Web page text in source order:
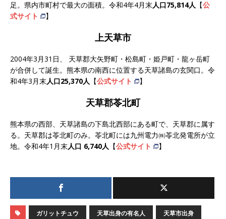
足。県内市町村で最大の面積。令和4年4月末人口75,814人 【公
式サイト
】
上天草市
2004年3月31日、 天草郡大矢野町・松島町・姫戸町・龍ヶ岳町
が合併して誕生。熊本県の南西に位置する天草諸島の玄関口。令
和4年3月末人口25,370人 【公式サイト 】
天草郡苓北町
熊本県の西部、天草諸島の下島北西部にある町で、天草郡に属す
る。天草郡は苓北町のみ。苓北町には九州電力㈱苓北発電所が立
地。令和4年1月末人口 6,740人 【公式サイト 】
ガリットチュウ 天草出身の有名人 天草市出身